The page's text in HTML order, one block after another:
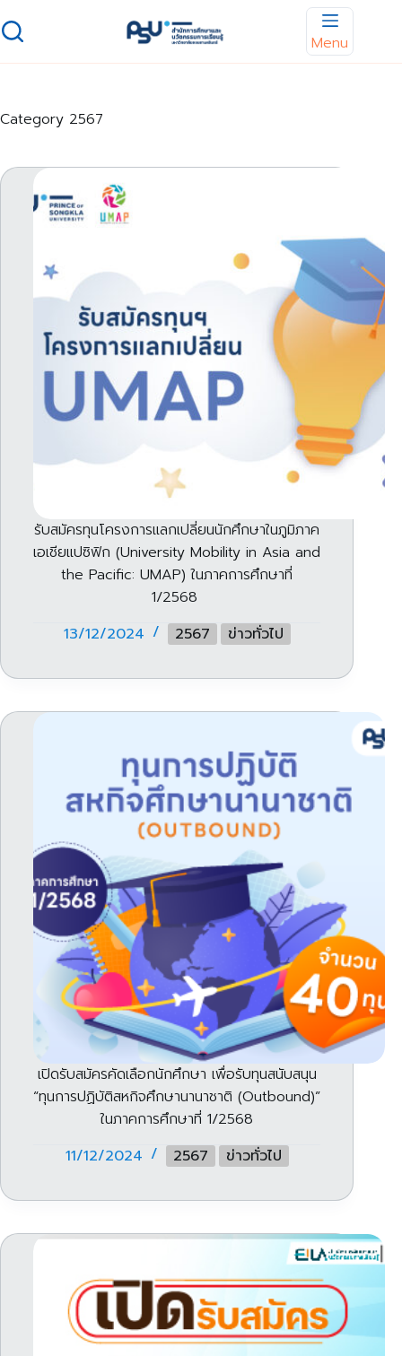
to
Menu
Category 2567
รับสมัครทุนโครงการแลกเปลี่ยนนักศึกษาในภูมิภาค
เอเชียแปซิฟิก (University Mobility in Asia and
the Pacific: UMAP) ในภาคการศึกษาที่
1/2568
13/12/2024
2567 ข่าวทั่วไป
เปิดรับสมัครคัดเลือกนักศึกษา เพื่อรับทุนสนับสนุน
“ทุนการปฏิบัติสหกิจศึกษานานาชาติ (Outbound)”
ในภาคการศึกษาที่ 1/2568
11/12/2024
2567 ข่าวทั่วไป